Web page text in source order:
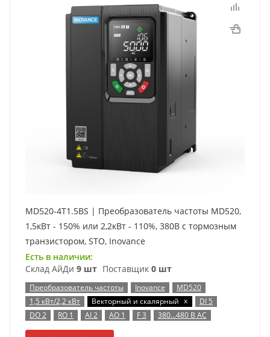
MD520-4T1.5BS | Преобразователь частоты MD520,
1,5кВт - 150% или 2,2кВт - 110%, 380В с тормозным
транзистором, STO, Inovance
Есть в наличии:
Склад АйДи 9 шт Поставщик 0 шт
Преобразователь частоты Inovance
MD520
1,5 кВт/2,2 кВт
Векторный и скалярный x
DI 5
DO 2
RO 1 AI 2 AO 1 F 3 380…480 В AC